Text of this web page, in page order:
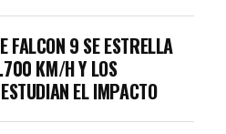
FALCON 9 SE ESTRELLA
KM/H Y LOS
EL IMPACTO